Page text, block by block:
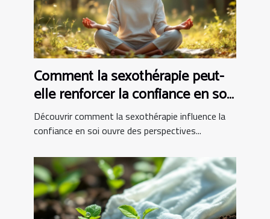
Comment la sexothérapie peut-
elle renforcer la confiance en soi
?
Découvrir comment la sexothérapie influence la
confiance en soi ouvre des perspectives...